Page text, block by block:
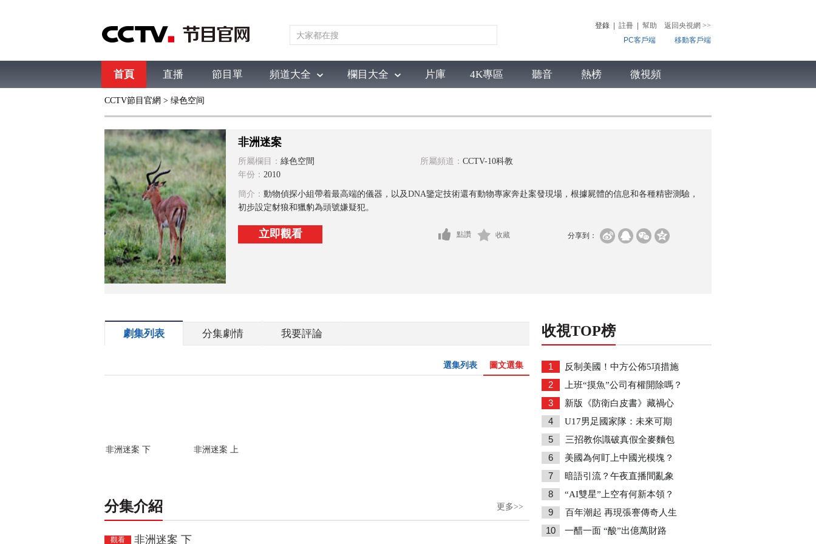
登錄 註冊 幫助 返回央視網 >>
PC客戶端
移動客戶端
首頁 直播 節目單 頻道大全 欄目大全
綜合 新聞 財經 綜藝
片庫 4K專區 聽音 熱榜 微視頻
CCTV節目官網 > 绿色空间
非洲迷案
所屬欄目： 綠色空間 所屬頻道： CCTV-10科教
年份： 2010
簡介： 動物偵探小組帶着最高端的儀器，以及DNA鑒定技術還有動物專家奔赴案發現場，根據屍體的信息和各種精密測驗，
初步設定豺狼和獵豹為頭號嫌疑犯。
立即觀看 分享到：
點讚 收藏
劇集列表 分集劇情 我要評論
圖文選集
選集列表
非洲迷案 下 非洲迷案 上
分集介紹 更多>>
觀看 非洲迷案 下
收視TOP榜
1 反制美國！中方公佈5項措施
2 上班“摸魚”公司有權開除嗎？
3 新版《防衛白皮書》藏禍心
4 U17男足國家隊：未來可期
5 三招教你識破真假全麥麵包
6 美國為何盯上中國光模塊？
7 暗語引流？午夜直播間亂象
8 “AI雙星”上空有何新本領？
9 百年潮起 再現張謇傳奇人生
10 一醋一面 “酸”出億萬財路